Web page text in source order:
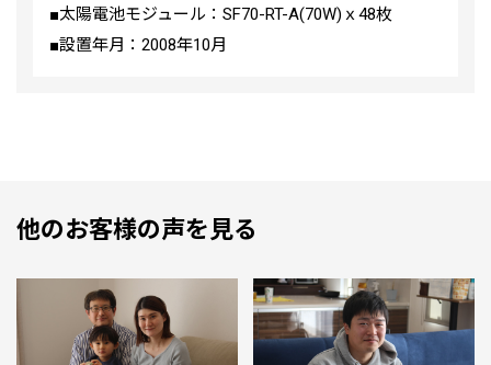
■太陽電池モジュール：SF70-RT-A(70W)ｘ48枚
■設置年月：2008年10月
他のお客様の声を見る